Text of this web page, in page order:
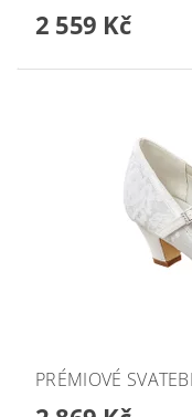
2 559 Kč
PRÉMIOVÉ